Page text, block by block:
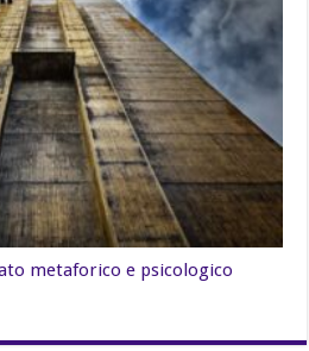
metaforico e psicologico